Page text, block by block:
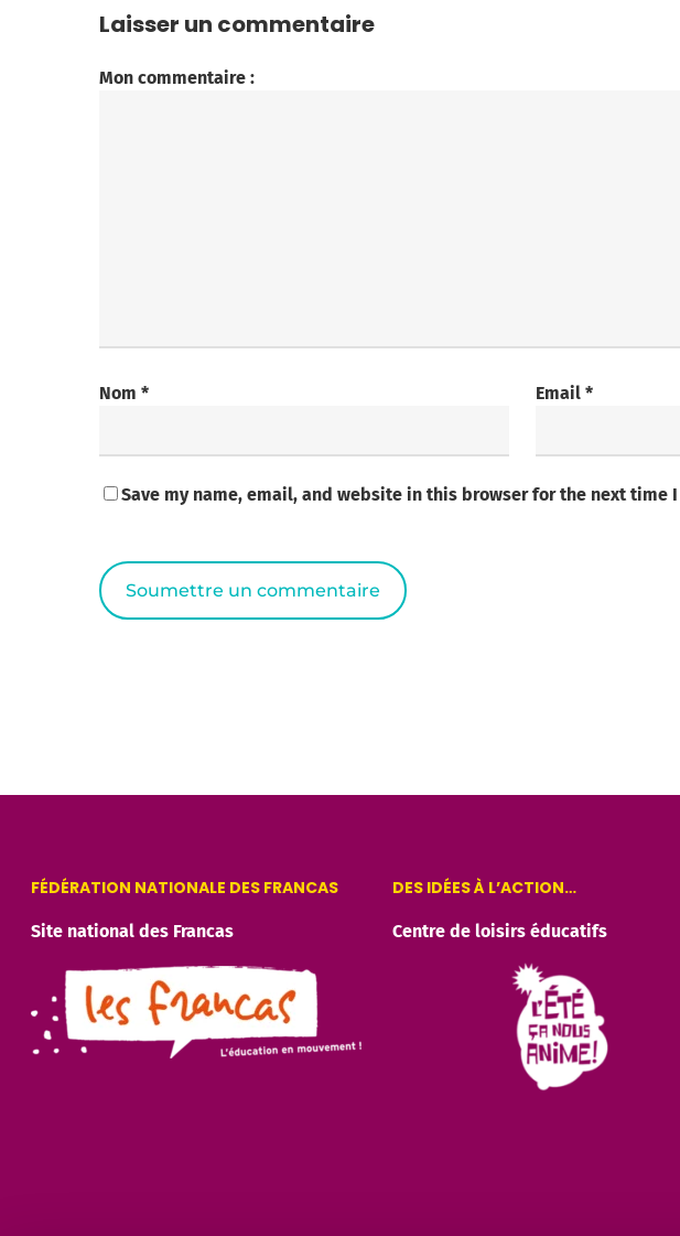
Laisser un commentaire
Mon commentaire :
Nom * Email *
Save my name, email, and website in this browser for the next time
FÉDÉRATION NATIONALE DES FRANCAS
Site national des Francas
DES IDÉES À L’ACTION…
Centre de loisirs éducatifs